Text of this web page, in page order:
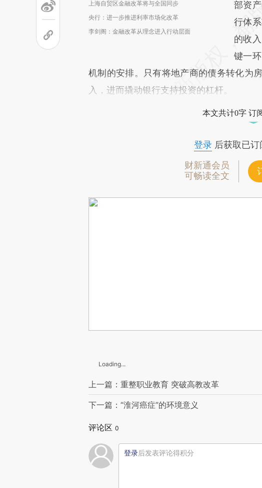
上海自贸区金融改革将与全国同步
央行：进一步推进利率市场化改革
李剑阁：金融改革从理念进入行动层面
部资
行体
的收
键一
机制的安排。只有将地产商的债务转化为
入，进而撬动银行支持投资的杠杆。
本文共计0字 订
登录后获取已订
财新通会员
可畅读全文
Loading...
上一篇：重整职业教育 突破高教改革
下一篇：“淮河癌症”的环境意义
评论区 0
登录后发表评论得积分